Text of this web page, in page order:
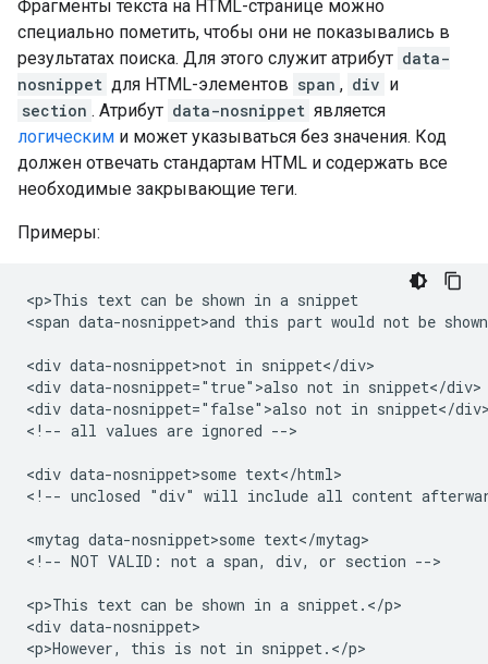
Фрагменты текста на HTML-странице можно
специально пометить, чтобы они не показывались в
результатах поиска. Для этого служит атрибут data-
nosnippet для HTML-элементов span , div и
section . Атрибут data-nosnippet является
логическим и может указываться без значения. Код
должен отвечать стандартам HTML и содержать все
необходимые закрывающие теги.
Примеры:
<p>This text can be shown in a snippet
<span data-nosnippet>and this part would not be
<div data-nosnippet>not in snippet</div>
<div data-nosnippet="true">also not in snippet</div>
<div data-nosnippet="false">also not in snippet</
<!-- all values are ignored -->
<div data-nosnippet>some text</html>
<!-- unclosed "div" will include all content
<mytag data-nosnippet>some text</mytag>
<!-- NOT VALID: not a span, div, or section -->
<p>This text can be shown in a snippet.</p>
<div data-nosnippet>
<p>However, this is not in snippet.</p>